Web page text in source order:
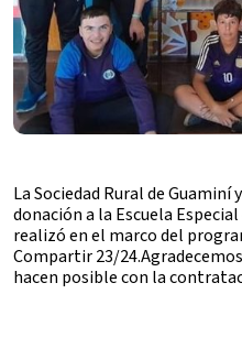
La Sociedad Rural de
donación a la Escuela
realizó en el marco del
Compartir 23/
hacen posible con la